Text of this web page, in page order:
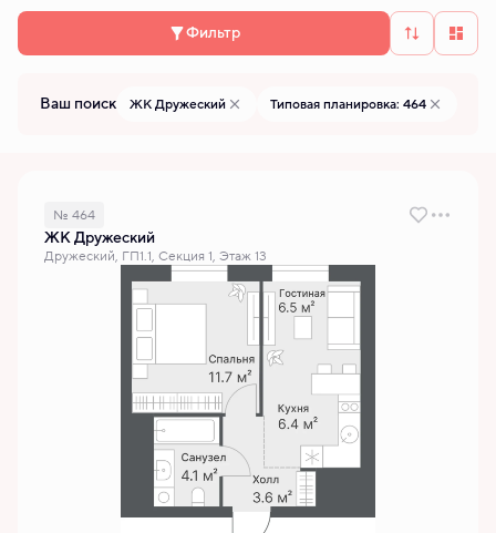
Фильтр
Ваш поиск ЖК Дружеский Типовая планировка: 464
№ 464
ЖК Дружеский
Дружеский, ГП1.1, Секция 1, Этаж 13